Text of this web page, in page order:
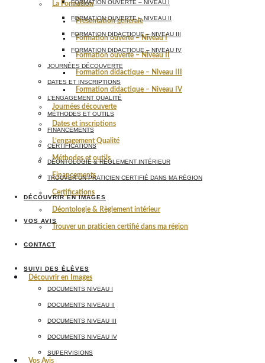
La Formation
Présentation générale
Formation ouverte – Niveau I
Formation ouverte – Niveau II
Formation didactique – Niveau III
Formation didactique – Niveau IV
Journées découverte
Dates et inscriptions
L’engagement Qualité
Méthodes et outils
Financements
Certifications
Déontologie & Règlement intérieur
Trouver un praticien certifié dans ma région
Découvrir en Images
Vos Avis
FORMATION OUVERTE – NIVEAU I
FORMATION OUVERTE – NIVEAU II
FORMATION DIDACTIQUE – NIVEAU III
FORMATION DIDACTIQUE – NIVEAU IV
JOURNÉES DÉCOUVERTE
DATES ET INSCRIPTIONS
L’ENGAGEMENT QUALITÉ
MÉTHODES ET OUTILS
FINANCEMENTS
CERTIFICATIONS
DÉONTOLOGIE & RÈGLEMENT INTÉRIEUR
TROUVER UN PRATICIEN CERTIFIÉ DANS MA RÉGION
DÉCOUVRIR EN IMAGES
VOS AVIS
CONTACT
SUIVI DES ÉLÈVES
DOCUMENTS NIVEAU I
DOCUMENTS NIVEAU II
DOCUMENTS NIVEAU III
DOCUMENTS NIVEAU IV
SUPERVISIONS